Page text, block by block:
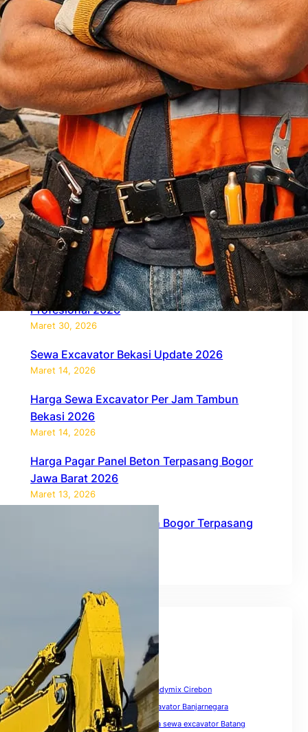
Jasa Bore Pile
Pagar Panel Beton
Sewa Alat Berat
Sewa Crane
Sewa Excavator
Sewa Excavator
Sewa Forklift
U Ditch Beton
Uncategorized
Recent Posts
Jasa Tukang Bangun Rumah Majalengka
Profesional 2026
Maret 30, 2026
Sewa Excavator Bekasi Update 2026
Maret 14, 2026
Harga Sewa Excavator Per Jam Tambun
Bekasi 2026
Maret 14, 2026
Harga Pagar Panel Beton Terpasang Bogor
Jawa Barat 2026
Maret 13, 2026
Harga Pagar Panel Beton Bogor Terpasang
Tags
biaya sewa excavator
Harga Beton Readymix Cirebon
harga sewa excavator
harga sewa excavator Banjarnegara
harga sewa excavator Banyumas
harga sewa excavator Batang